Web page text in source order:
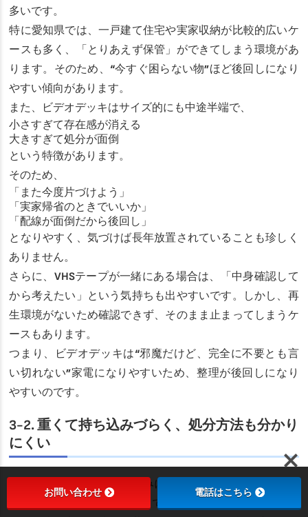
多いです。
特に愛知県では、一戸建て住宅や実家収納が比較的広いケ
ースも多く、「とりあえず保管」ができてしまう環境があ
ります。そのため、“今すぐ困らない物”ほど後回しになり
やすい傾向があります。
また、ビデオデッキはサイズ的にも中途半端で、
小さすぎて存在感が消える
大きすぎて処分が面倒
という特徴があります。
そのため、
「また今度片づけよう」
「実家帰省のときでいいか」
「配線が面倒だから後回し」
となりやすく、気づけば長年放置されていることも珍しく
ありません。
さらに、VHSテープが一緒にある場合は、「中身確認して
から考えたい」という気持ちも出やすいです。しかし、再
生環境がないため確認できず、そのまま止まってしまうケ
ースもあります。
つまり、ビデオデッキは“邪魔だけど、完全に不要とも言
い切れない”家電になりやすいため、整理が後回しになり
やすいのです。
3-2. 重くて持ち込みづらく、処分方法も分かり
にくい
古いビデオデッキ整理が進みにくいもうひとつの理由が、
「持ち込みと処分の面倒さ」です。
お問い合わせ 電話はこちら